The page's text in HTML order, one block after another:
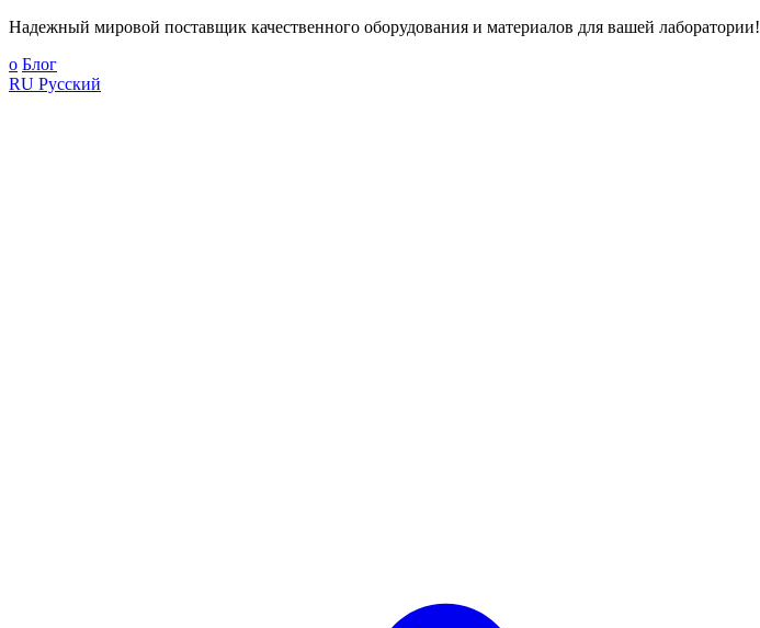
Надежный мировой поставщик качественного оборудования и материалов для вашей лаборатории!
о Блог
RU Русский